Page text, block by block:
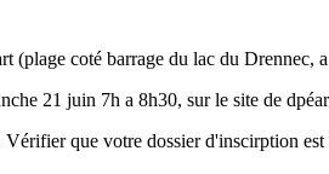
(plage coté barrage du lac du Drennec,
21 juin 7h a 8h30, sur le site de
que votre dossier d'inscirption